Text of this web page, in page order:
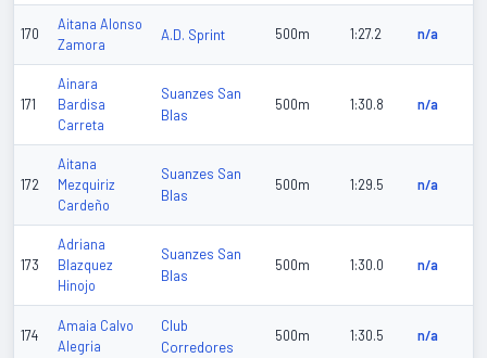
170
Aitana Alonso
Zamora
A.D. Sprint 500m 1:27.2 n/a
171
Ainara
Bardisa
Carreta
Suanzes San
Blas
500m 1:30.8 n/a
172
Aitana
Mezquiriz
Cardeño
Suanzes San
Blas
500m 1:29.5 n/a
173
Adriana
Blazquez
Hinojo
Suanzes San
Blas
500m 1:30.0 n/a
174
Amaia Calvo
Alegria
Club
Corredores
500m 1:30.5 n/a